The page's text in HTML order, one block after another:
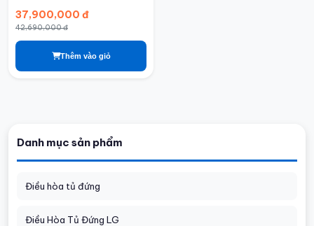
Danh mục sản phẩm
Điều hòa tủ đứng
Điều Hòa Tủ Đứng LG
37,900,000 đ
42,690,000 đ
Thêm vào giỏ